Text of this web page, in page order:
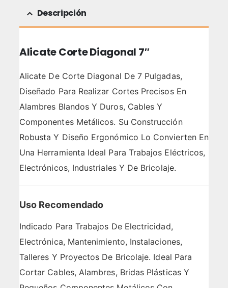
Descripción
Alicate Corte Diagonal 7″
Alicate De Corte Diagonal De 7 Pulgadas,
Diseñado Para Realizar Cortes Precisos En
Alambres Blandos Y Duros, Cables Y
Componentes Metálicos. Su Construcción
Robusta Y Diseño Ergonómico Lo Convierten En
Una Herramienta Ideal Para Trabajos Eléctricos,
Electrónicos, Industriales Y De Bricolaje.
Uso Recomendado
Indicado Para Trabajos De Electricidad,
Electrónica, Mantenimiento, Instalaciones,
Talleres Y Proyectos De Bricolaje. Ideal Para
Cortar Cables, Alambres, Bridas Plásticas Y